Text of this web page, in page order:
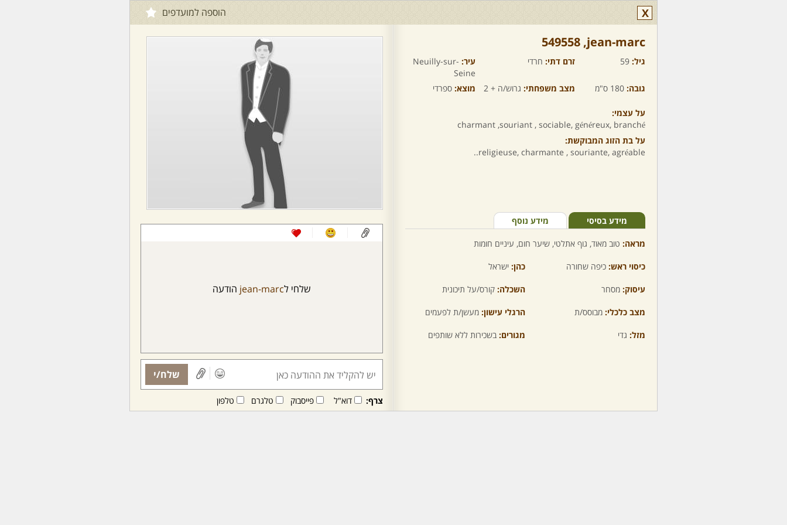
X הוספה למועדפים
jean-marc,‏ 549558
גיל: 59 זרם דתי: חרדי עיר: Neuilly-sur-
Seine
גובה: 180 ס"מ מצב משפחתי: גרוש/ה + 2 מוצא: ספרדי
על עצמי:
charmant ,souriant , sociable, généreux, branché
על בת הזוג המבוקשת:
religieuse, charmante , souriante, agréable..
מידע בסיסי מידע נוסף
מראה: טוב מאוד, גוף אתלטי, שיער חום, עיניים חומות
כיסוי ראש: כיפה שחורה כהן: ישראל
עיסוק: מסחר השכלה: קורס/על תיכונית
מצב כלכלי: מבוסס/ת הרגלי עישון: מעשן/ת לפעמים
מזל: גדי מגורים: בשכירות ללא שותפים
שלחי לjean-marc הודעה
שלח/י
צרף: דוא"ל פייסבוק טלגרם טלפון